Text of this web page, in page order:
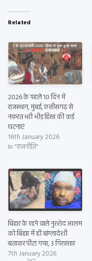
Related
2026 के पहले 10 दिन में
राजस्थान, मुंबई, छत्तीसगढ़ से
नफ़रत भरी भीड़ हिंसा की कई
घटनाएं
16th January 2026
In "राजनीति"
बिहार के रहने वाले नुरशेद आलम
को बिहार में ही बांग्लादेशी
बताकर पीटा गया, 3 गिरफ़्तार
7th January 2026